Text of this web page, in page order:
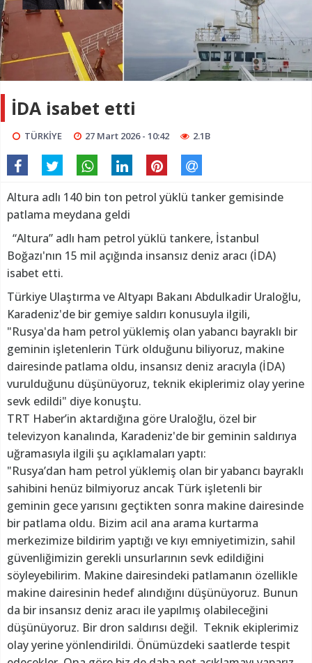
İDA isabet etti
TÜRKİYE 27 Mart 2026 - 10:42 2.1B
Altura adlı 140 bin ton petrol yüklü tanker gemisinde
patlama meydana geldi
“Altura” adlı ham petrol yüklü tankere, İstanbul
Boğazı'nın 15 mil açığında insansız deniz aracı (İDA)
isabet etti.
Türkiye Ulaştırma ve Altyapı Bakanı Abdulkadir Uraloğlu,
Karadeniz'de bir gemiye saldırı konusuyla ilgili,
"Rusya'da ham petrol yüklemiş olan yabancı bayraklı bir
geminin işletenlerin Türk olduğunu biliyoruz, makine
dairesinde patlama oldu, insansız deniz aracıyla (İDA)
vurulduğunu düşünüyoruz, teknik ekiplerimiz olay yerine
sevk edildi" diye konuştu.
TRT Haber’in aktardığına göre Uraloğlu, özel bir
televizyon kanalında, Karadeniz'de bir geminin saldırıya
uğramasıyla ilgili şu açıklamaları yaptı:
"Rusya’dan ham petrol yüklemiş olan bir yabancı bayraklı
sahibini henüz bilmiyoruz ancak Türk işletenli bir
geminin gece yarısını geçtikten sonra makine dairesinde
bir patlama oldu. Bizim acil ana arama kurtarma
merkezimize bildirim yaptığı ve kıyı emniyetimizin, sahil
güvenliğimizin gerekli unsurlarının sevk edildiğini
söyleyebilirim. Makine dairesindeki patlamanın özellikle
makine dairesinin hedef alındığını düşünüyoruz. Bunun
da bir insansız deniz aracı ile yapılmış olabileceğini
düşünüyoruz. Bir dron saldırısı değil. Teknik ekiplerimiz
olay yerine yönlendirildi. Önümüzdeki saatlerde tespit